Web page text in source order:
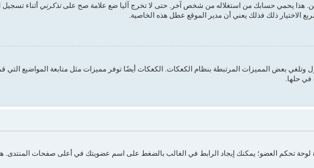
هذا يحمي حسابك من استغلاله من شخص آخر. حتى لا تخرج آليا ضع علامة صح علىتذكرني أثناء تسجيل
الاختيار ذلك فذلك يعني أن مدير الموقع عطل هذه الخاصية.
بعض المميزات المرتبطة بنظام الكعكات. الكعكات أيضًا توفر مميزات مثل متابعة المواضيع التي
حلها.
لوحة تحكم العضو؛ يمكنك إيجاد الرابط في الغالب بالضغط على اسم عضويتك في أعلى صفحات المنتدى.